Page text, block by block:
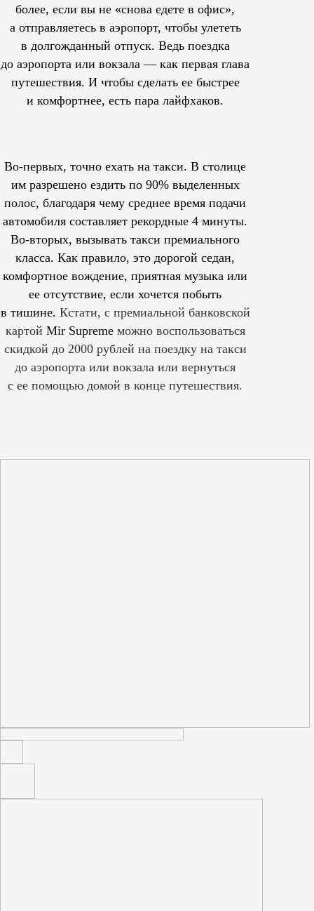
более, если вы не «снова едете в офис»,
а отправляетесь в аэропорт, чтобы улететь
в долгожданный отпуск. Ведь поездка
до аэропорта или вокзала — как первая глава
путешествия. И чтобы сделать ее быстрее
и комфортнее, есть пара лайфхаков.
Во-первых, точно ехать на такси. В столице
им разрешеноездить по 90% выделенных
полос, благодаря чему среднее время подачи
автомобиля составляет рекордные 4 минуты.
Во-вторых, вызывать такси премиального
класса. Как правило, это дорогой седан,
комфортное вождение, приятная музыка или
ее отсутствие, если хочется побыть
в тишине. Кстати, с премиальной банковской
картой Mir Supreme можно воспользоваться
скидкой до 2000 рублей на поездку на такси
до аэропорта или вокзала или вернуться
с ее помощью домой в конце путешествия.